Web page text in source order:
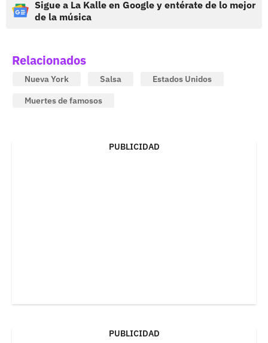
Sigue a La Kalle en Google y entérate de lo mejor
de la música
Relacionados
Nueva York Salsa
Estados Unidos
Muertes de famosos
PUBLICIDAD
PUBLICIDAD